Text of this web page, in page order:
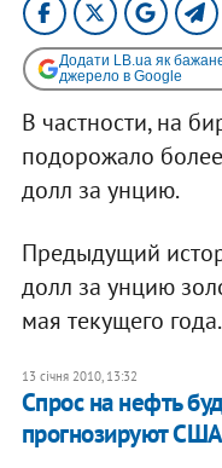
Додати LB.ua як
джерело в Google
В частности, на
подорожало
долл за унцию.
Предыдущий
долл за унцию
мая текущего года.
13 січня 2010, 13:32
Спрос на нефть
прогнозируют США